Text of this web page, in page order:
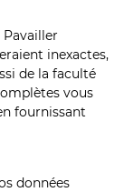
inexactes,
de la faculté
vous
fournissant
données